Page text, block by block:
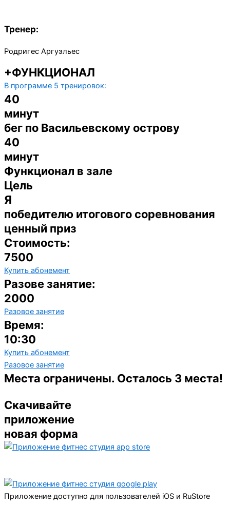
Тренер:
Родригес Аргуэльес
+ФУНКЦИОНАЛ
В программе 5 тренировок:
40
минут
бег по Васильевскому острову
40
минут
Функционал в зале
Цель
Я
победителю итогового соревнования
ценный приз
Стоимость:
7500
Купить абонемент
Разове занятие:
2000
Разовое занятие
Время:
10:30
Купить абонемент
Разовое занятие
Места ограничены. Осталось 3 места!
Скачивайте
приложение
новая форма
Приложение доступно для пользователей iOS и RuStore